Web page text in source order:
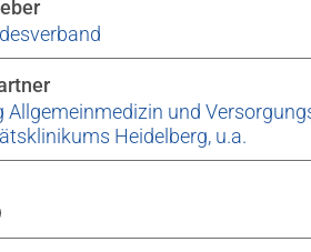
Allgemeinmedizin und
Heidelberg, u.a.